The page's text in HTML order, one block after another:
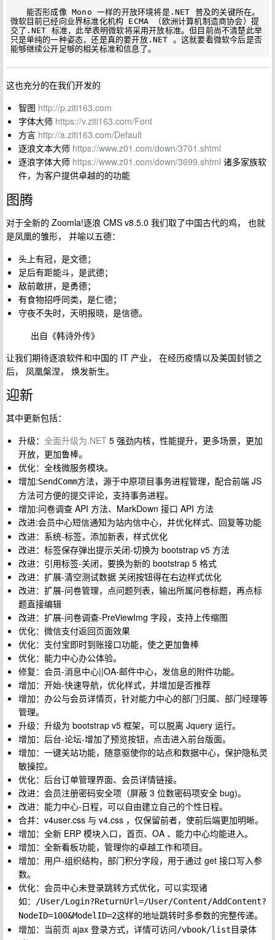
能否形成像 Mono 一样的开放环境将是.NET 普及的关键所在。
微软目前已经向业界标准化机构 ECMA （欧洲计算机制造商协会）提
交了.NET 标准，此举表明微软将采用开放标准。但目前尚不清楚此举
只是单纯的一种姿态，还是真的要开放.NET 。这就要看微软今后是否
这也充分的在我们开发的
智图 http://p.ziti163.com
字体大师 https://v.ziti163.com/Font
方言 http://a.ziti163.com/Default
逐浪文本大师 https://www.z01.com/down/3701.shtml
逐浪字体大师 https://www.z01.com/down/3699.shtml 诸多家族软
件，为客户提供卓越的的功能
图腾
对于全新的 Zoomla!逐浪 CMS v8.5.0 我们取了中国古代的鸡， 也就
是凤凰的雏形， 并喻以五德：
头上有冠，是文德；
足后有距能斗，是武德；
敌前敢拼，是勇德；
有食物招呼同类，是仁德；
守夜不失时，天明报晓，是信德。
出自《韩诗外传》
让我们期待逐浪软件和中国的 IT 产业， 在经历疫情以及美国封锁之
后， 凤凰槃涅， 焕发新生。
迎新
其中更新包括：
升级： 全面升级为.NET 5 强劲内核，性能提升，更多场景，更加
开放，更加鲁棒。
优化：全栈微服务模块。
增加:SendComm方法，源于中原项目事务进程管理，配合前端 JS
方法可方便的提交评论，支持事务进程。
增加:问卷调查 API 方法、MarkDown 接口 API 方法
改进:会员中心短信通知为站内信中心，并优化样式、回复等功能
改进：系统-标签，添加新表，样式优化
改进：标签保存弹出提示关闭-切换为 bootstrap v5 方法
改进：引用标签-关闭，要换为新的 bootstrap 5 格式
改进：扩展-清空测试数据 关闭按钮得在右边样式优化
改进：扩展-问卷管理，点问题列表，输出所属问卷标题，再点标
题直接编辑
改进：扩展-问卷调查-PreViewImg 字段，支持上传缩图
优化：微信支付返回页面效果
优化：支付宝即时到账接口功能，使之更加鲁棒
优化：能力中心办公体验。
修复：会员-消息中心||OA-邮件中心，发信息的附件功能。
增加：开始-快速导航，优化样式，并增加是否推荐
增加：办公与会员详情页，针对能力中心的部门归属、部门经理等
管理。
升级：升级为 bootstrap v5 框架，可以脱离 Jquery 运行。
增加：后台-论坛-增加了预览按钮，点击进入前台版面。
增加：一键关站功能，随意驱使你的站点和数据中心，保护隐私灵
敏操控。
优化：后台订单管理界面、会员详情链接。
改进：会员注册密码安全项（屏蔽 3 位数密码项安全 bug)。
改进：能力中心-日程，可以自由建立自己的个性日程。
合并：v4user.css 与 v4.css ，仅保留前者，使前后端更加明晰。
增加：全新 ERP 模块入口，首页、OA 、能力中心均能进入。
增加：全新看板功能，管理你的卓越工作和项目。
增加：用户-组织结构，部门积分字段，用于通过 get 接口写入参
数。
优化：会员中心未登录跳转方式优化，可以实现诸
如：
/User/Login?ReturnUrl=/User/Content/AddContent?
NodeID=100&ModelID=2这样的地址跳转时多参数的完整传递。
增加：当前页 ajax 登录方式，详情可访问/vbook/list目录体